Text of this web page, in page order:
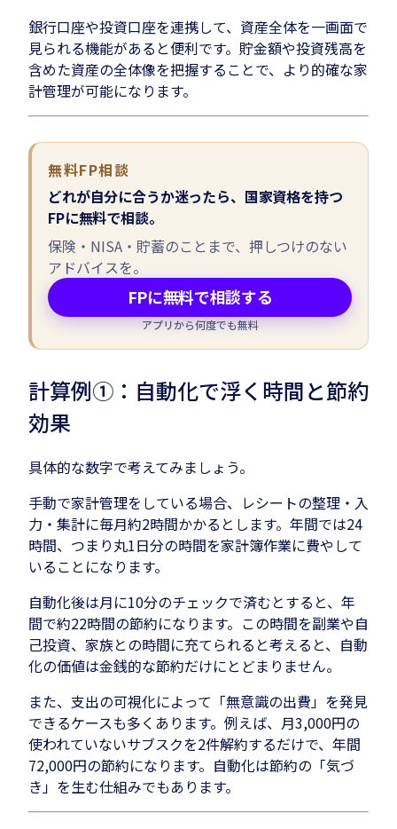
銀行口座や投資口座を連携して、資産全体を一画面で
見られる機能があると便利です。貯金額や投資残高を
含めた資産の全体像を把握することで、より的確な家
計管理が可能になります。
無料FP相談
どれが自分に合うか迷ったら、国家資格を持つ
FPに無料で相談。
保険・NISA・貯蓄のことまで、押しつけのない
アドバイスを。
FPに無料で相談する
アプリから何度でも無料
計算例①：自動化で浮く時間と節約
効果
具体的な数字で考えてみましょう。
手動で家計管理をしている場合、レシートの整理・入
力・集計に毎月約2時間かかるとします。年間では24
時間、つまり丸1日分の時間を家計簿作業に費やして
いることになります。
自動化後は月に10分のチェックで済むとすると、年
間で約22時間の節約になります。この時間を副業や自
己投資、家族との時間に充てられると考えると、自動
化の価値は金銭的な節約だけにとどまりません。
また、支出の可視化によって「無意識の出費」を発見
できるケースも多くあります。例えば、月3,000円の
使われていないサブスクを2件解約するだけで、年間
72,000円の節約になります。自動化は節約の「気づ
き」を生む仕組みでもあります。